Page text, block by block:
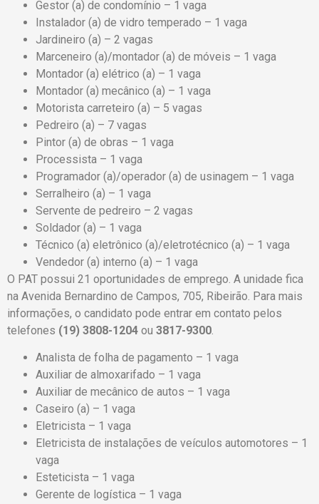
Gestor (a) de condomínio – 1 vaga
Instalador (a) de vidro temperado – 1 vaga
Jardineiro (a) – 2 vagas
Marceneiro (a)/montador (a) de móveis – 1 vaga
Montador (a) elétrico (a) – 1 vaga
Montador (a) mecânico (a) – 1 vaga
Motorista carreteiro (a) – 5 vagas
Pedreiro (a) – 7 vagas
Pintor (a) de obras – 1 vaga
Processista – 1 vaga
Programador (a)/operador (a) de usinagem – 1 vaga
Serralheiro (a) – 1 vaga
Servente de pedreiro – 2 vagas
Soldador (a) – 1 vaga
Técnico (a) eletrônico (a)/eletrotécnico (a) – 1 vaga
Vendedor (a) interno (a) – 1 vaga
O PAT possui 21 oportunidades de emprego. A unidade fica
na Avenida Bernardino de Campos, 705, Ribeirão. Para mais
informações, o candidato pode entrar em contato pelos
telefones (19) 3808-1204 ou 3817-9300.
Analista de folha de pagamento – 1 vaga
Auxiliar de almoxarifado – 1 vaga
Auxiliar de mecânico de autos – 1 vaga
Caseiro (a) – 1 vaga
Eletricista – 1 vaga
Eletricista de instalações de veículos automotores – 1
vaga
Esteticista – 1 vaga
Gerente de logística – 1 vaga